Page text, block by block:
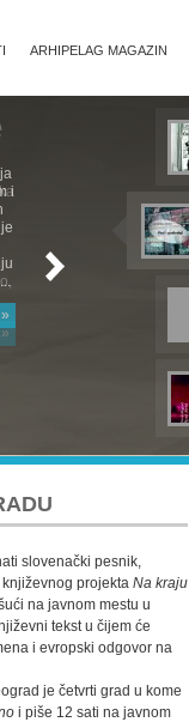
ARHIPELAG MAGAZIN
i
slovenački pesnik,
projekta Na kraju
na javnom mestu u
tekst u čijem će
i evropski odgovor na
je četvrti grad u kome
i piše 12 sati na javnom